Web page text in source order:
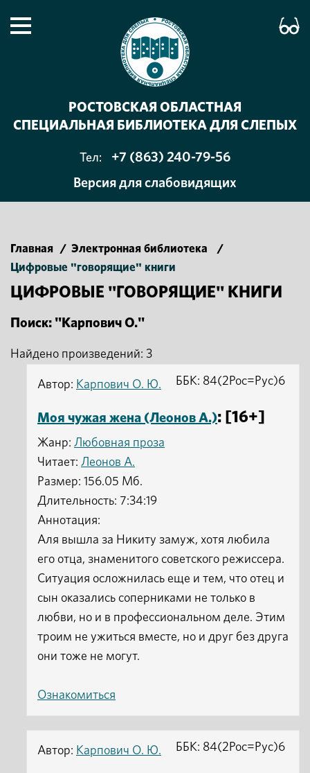
РОСТОВСКАЯ ОБЛАСТНАЯ
СПЕЦИАЛЬНАЯ БИБЛИОТЕКА ДЛЯ СЛЕПЫХ
Тел:
+7 (863) 240-79-56
Версия для слабовидящих
Главная / Электронная библиотека
/
Цифровые "говорящие" книги
ЦИФРОВЫЕ "ГОВОРЯЩИЕ" КНИГИ
Поиск: "Карпович О."
Найдено произведений: 3
Автор: Карпович О. Ю.
Моя чужая жена (Леонов А.): [16+]
Жанр: Любовная проза
Читает: Леонов А.
ББК: 84(2Рос=Рус)6
Размер: 156.05 Мб.
Длительность: 7:34:19
Аннотация:
Аля вышла за Никиту замуж, хотя любила
его отца, знаменитого советского режиссера.
Ситуация осложнилась еще и тем, что отец и
сын оказались соперниками не только в
любви, но и в профессиональном деле. Этим
троим не ужиться вместе, но и друг без друга
они тоже не могут.
Ознакомиться
Автор: Карпович О. Ю. ББК: 84(2Рос=Рус)6